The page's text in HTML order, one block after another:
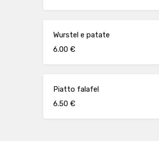
Wurstel e patate
6.00 €
Piatto falafel
6.50 €